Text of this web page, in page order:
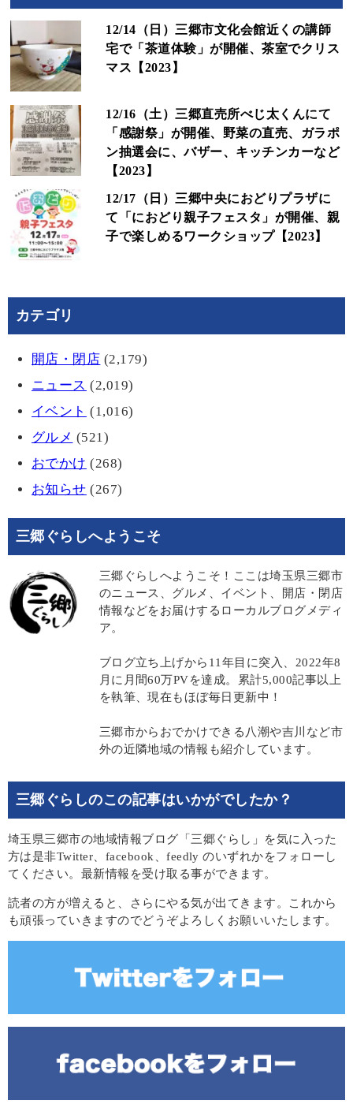
12/14（日）三郷市文化会館近くの講師
宅で「茶道体験」が開催、茶室でクリス
マス【2023】
12/16（土）三郷直売所べじ太くんにて
「感謝祭」が開催、野菜の直売、ガラポ
ン抽選会に、バザー、キッチンカーなど
【2023】
12/17（日）三郷中央におどりプラザに
て「におどり親子フェスタ」が開催、親
子で楽しめるワークショップ【2023】
カテゴリ
開店・閉店 (2,179)
ニュース (2,019)
イベント (1,016)
グルメ (521)
おでかけ (268)
お知らせ (267)
三郷ぐらしへようこそ
三郷ぐらしへようこそ！ここは埼玉県三郷市
のニュース、グルメ、イベント、開店・閉店
情報などをお届けするローカルブログメディ
ア。
ブログ立ち上げから11年目に突入、2022年8
月に月間60万PVを達成。累計5,000記事以上
を執筆、現在もほぼ毎日更新中！
三郷市からおでかけできる八潮や吉川など市
外の近隣地域の情報も紹介しています。
三郷ぐらしのこの記事はいかがでしたか？
埼玉県三郷市の地域情報ブログ「三郷ぐらし」を気に入った
方は是非Twitter、facebook、feedly のいずれかをフォローし
てください。最新情報を受け取る事ができます。
読者の方が増えると、さらにやる気が出てきます。これから
も頑張っていきますのでどうぞよろしくお願いいたします。